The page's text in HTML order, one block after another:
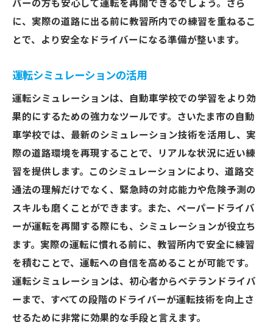
バーの方も安心して運転を再開できるでしょう。さら
に、実際の道路に出る前に教習所内での練習を重ねるこ
とで、より安全なドライバーになる準備が整います。
運転シミュレーションの活用
運転シミュレーションは、自動車学校での学習をより効
果的にするための強力なツールです。さいたま市の自動
車学校では、最新のシミュレーション技術を活用し、実
際の道路環境を再現することで、リアルな状況に近い練
習を提供します。このシミュレーションにより、道路交
通法の理解だけでなく、緊急時の対応能力や危険予測の
スキルも磨くことができます。また、ペーパードライバ
ーが運転を再開する際にも、シミュレーションが役立ち
ます。実際の運転に慣れる前に、教習所内で安全に練習
を積むことで、運転への自信を高めることが可能です。
運転シミュレーションは、初心者からベテランドライバ
ーまで、すべての段階のドライバーが運転技術を向上さ
せるために非常に効果的な手段と言えます。